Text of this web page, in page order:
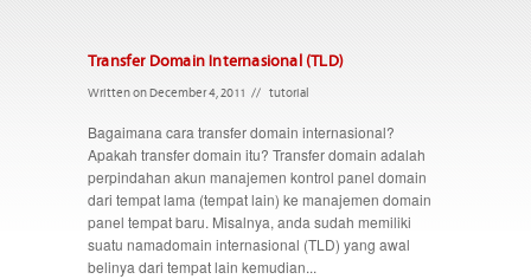
Transfer Domain Internasional (TLD)
Written on December 4, 2011 // tutorial
Bagaimana cara transfer domain internasional?
Apakah transfer domain itu? Transfer domain adalah
perpindahan akun manajemen kontrol panel domain
dari tempat lama (tempat lain) ke manajemen domain
panel tempat baru. Misalnya, anda sudah memiliki
suatu namadomain internasional (TLD) yang awal
belinya dari tempat lain kemudian...